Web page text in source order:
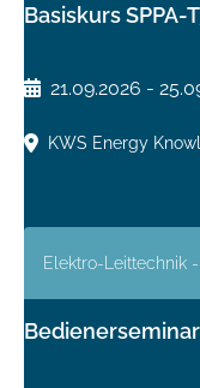
Basiskurs SPPA-
21.09.2026 -
KWS Energy
Elektro-Leittechnik